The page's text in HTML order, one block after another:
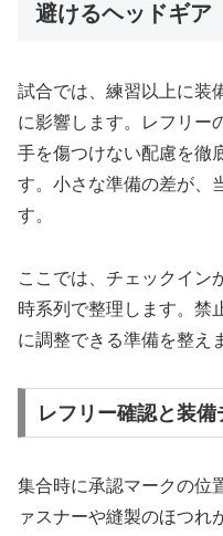
避けるヘッドギア
試合では、練習以上に装
に影響します。レフリー
手を傷つけない配慮を徹
す。小さな準備の差が、
す。
ここでは、チェックイン
時系列で整理します。禁
に調整できる準備を整え
レフリー確認と装備
集合時に承認マークの位
ァスナーや縫製のほつれ